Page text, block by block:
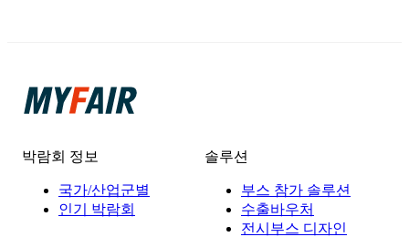
박람회 정보
국가/산업군별
인기 박람회
솔루션
부스 참가 솔루션
수출바우처
전시부스 디자인